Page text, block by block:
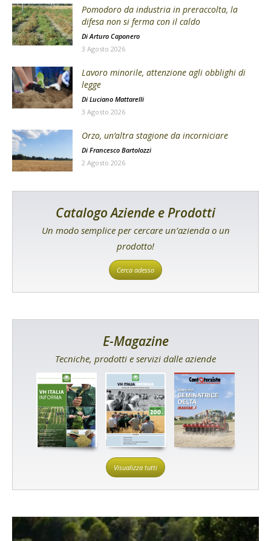
Pomodoro da industria in preraccolta, la
difesa non si ferma con il caldo
DiArturo Caponero
3 Agosto 2026
Lavoro minorile, attenzione agli obblighi di
legge
Di Luciano Mattarelli
3 Agosto 2026
Orzo, un’altra stagione da incorniciare
Di Francesco Bartolozzi
2 Agosto 2026
Catalogo Aziende e Prodotti
Un modo semplice per cercare un’azienda o un
prodotto!
Cerca adesso
E-Magazine
Tecniche, prodotti e servizi dalle aziende
Visualizza tutti